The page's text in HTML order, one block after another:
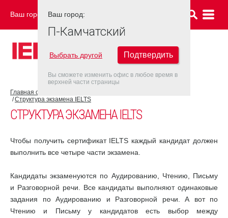
Ваш город: П-КАМЧАТСКИЙ
Главная страница
Структура экзамена IELTS
СТРУКТУРА ЭКЗАМЕНА IELTS
Чтобы получить сертификат IELTS каждый кандидат должен
выполнить все четыре части экзамена.
Кандидаты экзаменуются по Аудированию, Чтению, Письму
и Разговорной речи. Все кандидаты выполняют одинаковые
задания по Аудированию и Разговорной речи. А вот по
Чтению и Письму у кандидатов есть выбор между
Ваш город:
П-Камчатский
Выбрать другой Подтвердить
Вы сможете изменить офис в любое время в
верхней части страницы